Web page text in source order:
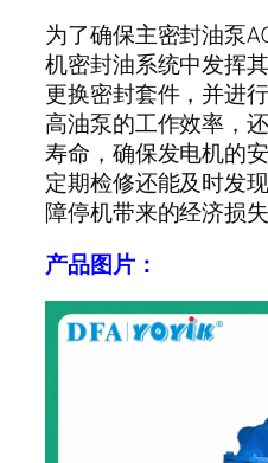
为了确保主密封油泵
机密封油系统中发挥
更换密封套件，并进
高油泵的工作效率，
寿命，确保发电机的
定期检修还能及时发
障停机带来的经济损失
产品图片：